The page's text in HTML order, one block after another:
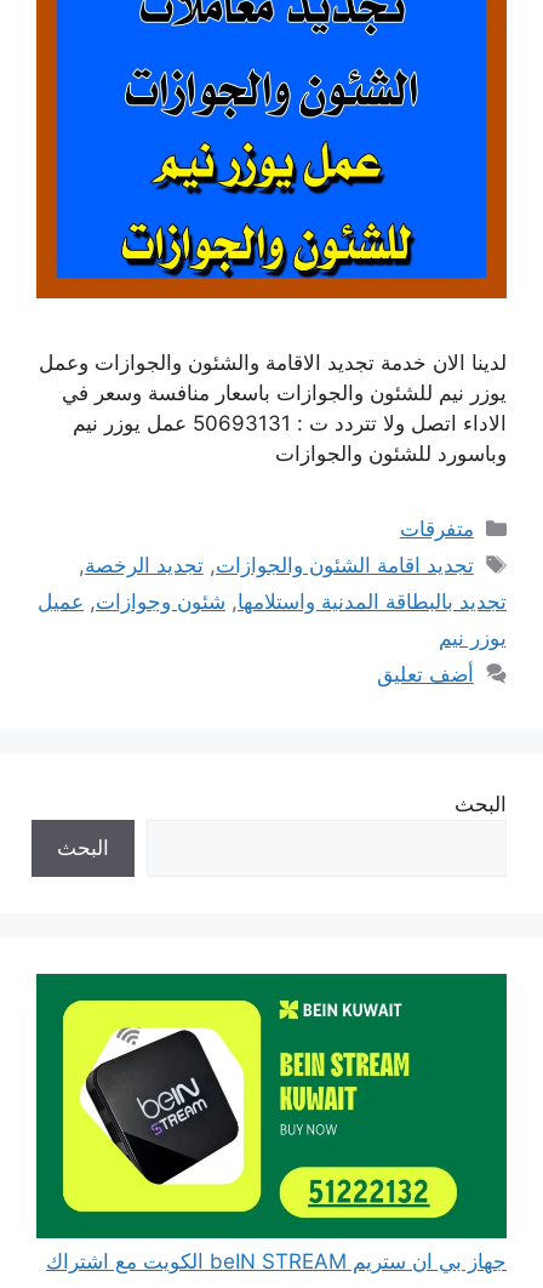
لدينا الان خدمة تجديد الاقامة والشئون والجوازات وعمل
يوزر نيم للشئون والجوازات باسعار منافسة وسعر في
الاداء اتصل ولا تتردد ت : 50693131 عمل يوزر نيم
وباسورد للشئون والجوازات
التصنيفات
متفرقات
الوسوم
تجديد اقامة الشئون والجوازات,تجديد الرخصة,
تجديد بالبطاقة المدنية واستلامها, شئون وجوازات, عميل
يوزر نيم
أضف تعليق
البحث
البحث
جهاز بي ان ستريم beIN STREAM الكويت مع اشتراك